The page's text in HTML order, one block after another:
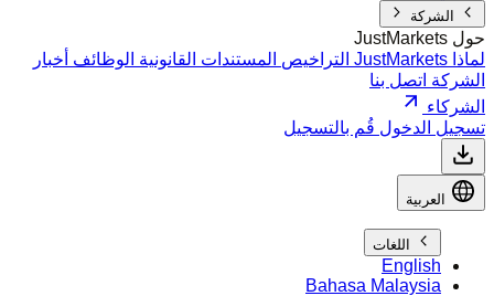
الشركة
حول JustMarkets
لماذا JustMarkets
التراخيص المستندات القانونية الوظائف أخبار
الشركة اتصل بنا
الشركاء
تسجيل الدخول قُم بالتسجيل
العربية
اللغات
English
Bahasa Malaysia